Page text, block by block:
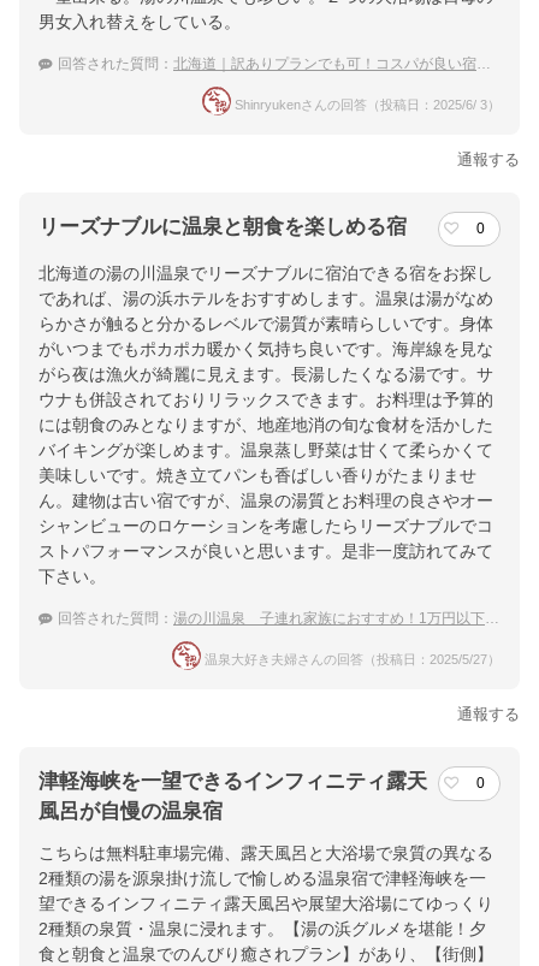
男女入れ替えをしている。
回答された質問： 北海道｜訳ありプランでも可！コスパが良い宿のおすすめは？
Shinryukenさんの回答（投稿日：2025/6/ 3）
通報する
リーズナブルに温泉と朝食を楽しめる宿 0
北海道の湯の川温泉でリーズナブルに宿泊できる宿をお探し
であれば、湯の浜ホテルをおすすめします。温泉は湯がなめ
らかさが触ると分かるレベルで湯質が素晴らしいです。身体
がいつまでもポカポカ暖かく気持ち良いです。海岸線を見な
がら夜は漁火が綺麗に見えます。長湯したくなる湯です。サ
ウナも併設されておりリラックスできます。お料理は予算的
には朝食のみとなりますが、地産地消の旬な食材を活かした
バイキングが楽しめます。温泉蒸し野菜は甘くて柔らかくて
美味しいです。焼き立てパンも香ばしい香りがたまりませ
ん。建物は古い宿ですが、温泉の湯質とお料理の良さやオー
シャンビューのロケーションを考慮したらリーズナブルでコ
ストパフォーマンスが良いと思います。是非一度訪れてみて
下さい。
回答された質問： 湯の川温泉 子連れ家族におすすめ！1万円以下で泊まれる温泉宿
温泉大好き夫婦さんの回答（投稿日：2025/5/27）
通報する
津軽海峡を一望できるインフィニティ露天
風呂が自慢の温泉宿
0
こちらは無料駐車場完備、露天風呂と大浴場で泉質の異なる
2種類の湯を源泉掛け流しで愉しめる温泉宿で津軽海峡を一
望できるインフィニティ露天風呂や展望大浴場にてゆっくり
2種類の泉質・温泉に浸れます。【湯の浜グルメを堪能！夕
食と朝食と温泉でのんびり癒されプラン】があり、【街側】